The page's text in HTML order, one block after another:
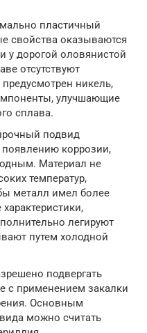
пластичный
свойства оказываются
у дорогой оловянистой
отсутствуют
никель,
улучшающие
сплава.
подвид
появлению коррозии,
Материал не
температур,
металл имел более
легируют
путем холодной
подвергать
с применением закалки
Основным
можно считать